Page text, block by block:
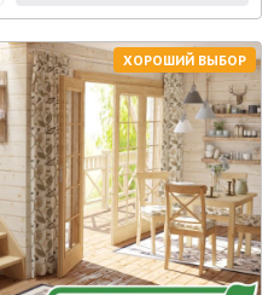
ХОРОШИЙ ВЫБОР